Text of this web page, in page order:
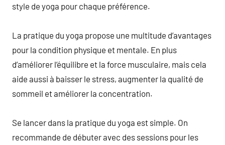
style de yoga pour chaque préférence.
La pratique du yoga propose une multitude d’avantages
pour la condition physique et mentale. En plus
d’améliorer l’équilibre et la force musculaire, mais cela
aide aussi à baisser le stress, augmenter la qualité de
sommeil et améliorer la concentration.
Se lancer dans la pratique du yoga est simple. On
recommande de débuter avec des sessions pour les